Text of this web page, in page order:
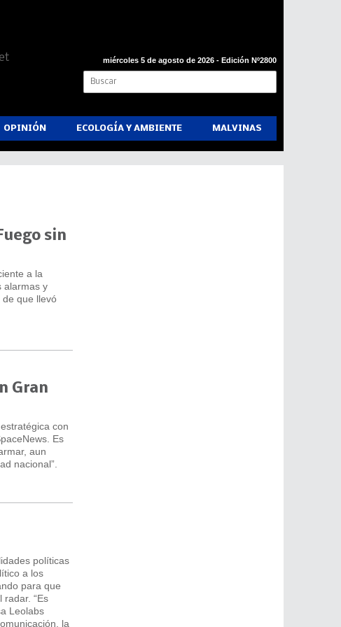
miércoles 5 de agosto de 2026 - Edición Nº2800
OPINIÓN ECOLOGÍA Y AMBIENTE MALVINAS
sin
a la
alarmas y
que llevó
Gran
con
Es
aun
nacional”.
políticas
a los
para que
“Es
Leolabs
la